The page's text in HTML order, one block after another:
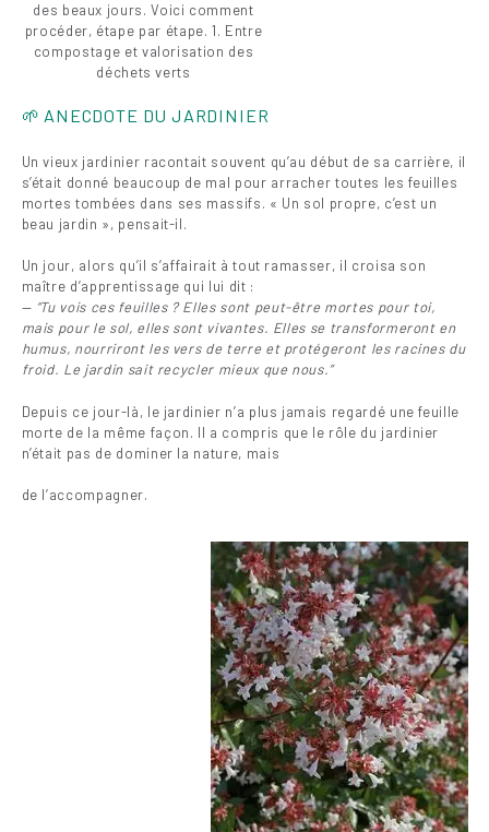
des beaux jours. Voici comment
procéder, étape par étape. 1. Entre
compostage et valorisation des
déchets verts
🌱 ANECDOTE DU JARDINIER
Un vieux jardinier racontait souvent qu’au début de sa carrière, il
s’était donné beaucoup de mal pour arracher toutes les feuilles
mortes tombées dans ses massifs. « Un sol propre, c’est un
beau jardin », pensait-il.
Un jour, alors qu’il s’affairait à tout ramasser, il croisa son
maître d’apprentissage qui lui dit :
— “Tu vois ces feuilles ? Elles sont peut-être mortes pour toi,
mais pour le sol, elles sont vivantes. Elles se transformeront en
humus, nourriront les vers de terre et protégeront les racines du
froid. Le jardin sait recycler mieux que nous.”
Depuis ce jour-là, le jardinier n’a plus jamais regardé une feuille
morte de la même façon. Il a compris que le rôle du jardinier
n’était pas de dominer la nature, mais
de l’accompagner.